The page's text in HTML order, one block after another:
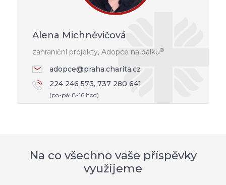
Alena Michněvičová
zahraniční projekty, Adopce na dálku®
adopce@praha.charita.cz
224 246 573, 737 280 641
(po-pá: 8-16 hod)
Na co všechno vaše příspěvky
využijeme